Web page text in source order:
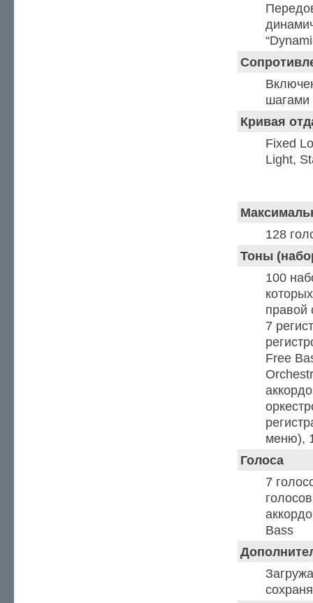
шагами
Кривая
Fixed
Light,
128
Тоны
100
правой
7
Free
меню),
Голоса
7
Bass